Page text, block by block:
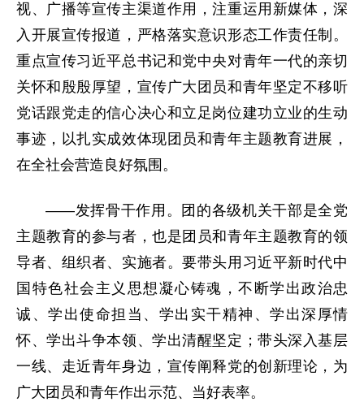
视、广播等宣传主渠道作用，注重运用新媒体，深
入开展宣传报道，严格落实意识形态工作责任制。
重点宣传习近平总书记和党中央对青年一代的亲切
关怀和殷殷厚望，宣传广大团员和青年坚定不移听
党话跟党走的信心决心和立足岗位建功立业的生动
事迹，以扎实成效体现团员和青年主题教育进展，
在全社会营造良好氛围。
——发挥骨干作用。团的各级机关干部是全党
主题教育的参与者，也是团员和青年主题教育的领
导者、组织者、实施者。要带头用习近平新时代中
国特色社会主义思想凝心铸魂，不断学出政治忠
诚、学出使命担当、学出实干精神、学出深厚情
怀、学出斗争本领、学出清醒坚定；带头深入基层
一线、走近青年身边，宣传阐释党的创新理论，为
广大团员和青年作出示范、当好表率。